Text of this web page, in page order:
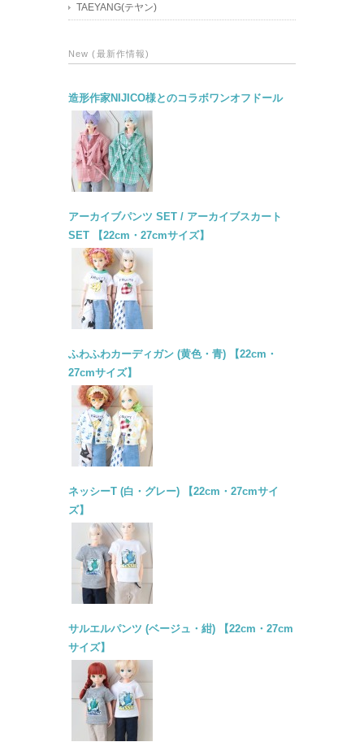
TAEYANG(テヤン)
New (最新作情報)
造形作家NIJICO様とのコラボワンオフドール
アーカイブパンツ SET / アーカイブスカート
SET 【22cm・27cmサイズ】
ふわふわカーディガン (黄色・青) 【22cm・
27cmサイズ】
ネッシーT (白・グレー) 【22cm・27cmサイ
ズ】
サルエルパンツ (ベージュ・紺) 【22cm・27cm
サイズ】